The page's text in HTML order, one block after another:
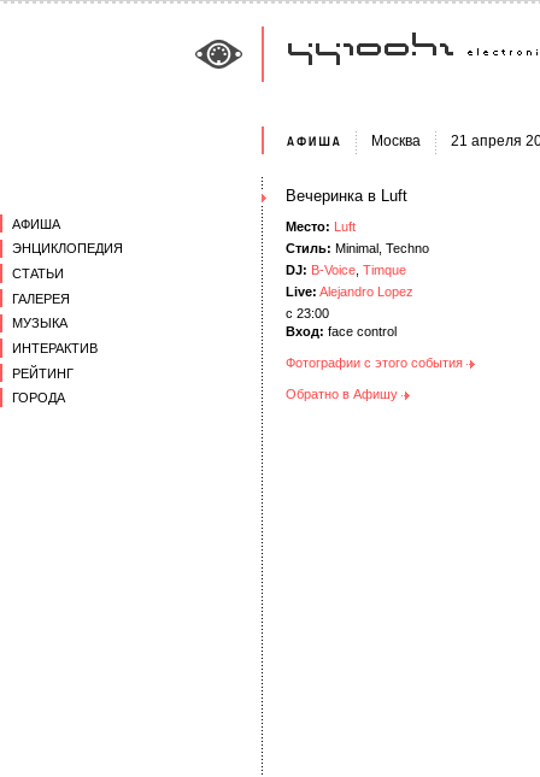
АФИША
ЭНЦИКЛОПЕДИЯ
СТАТЬИ
ГАЛЕРЕЯ
МУЗЫКА
ИНТЕРАКТИВ
РЕЙТИНГ
ГОРОДА
Москва 21 апреля
Вечеринка в Luft
Место: Luft
Стиль: Minimal, Techno
DJ: B-Voice Timque
Live: Alejandro Lopez
c 23:00
Вход: face control
Фотографии с этого события
Обратно в Афишу